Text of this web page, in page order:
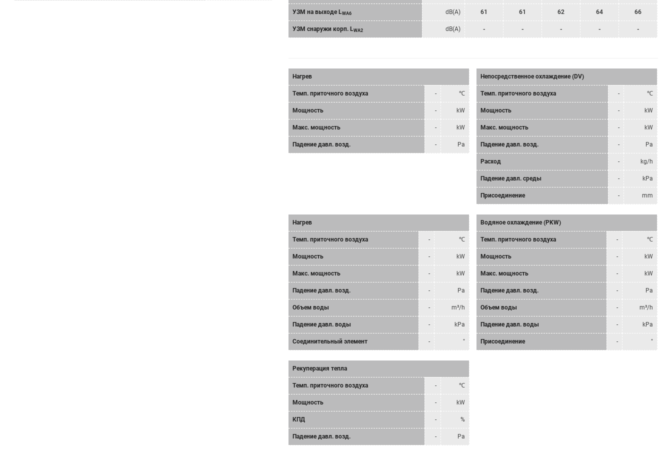
УЗМ на выходе LWA6 dB(A) 61 61 62 64 66
УЗМ снаружи корп. LWA2 dB(A) - - - - -
Нагрев
Tемп. приточного воздуха - ℃
Мощность - kW
Mакс. мощность - kW
Падение давл. возд. - Pa
Непосредственное охлаждение (DV)
Tемп. приточного воздуха - ℃
Мощность - kW
Mакс. мощность - kW
Падение давл. возд. - Pa
Расход - kg/h
Падение давл. среды - kPa
Присоединение - mm
Нагрев
Tемп. приточного воздуха - ℃
Мощность - kW
Mакс. мощность - kW
Падение давл. возд. - Pa
Объем воды - m³/h
Падение давл. воды - kPa
Соединительный элемент - "
Водяное охлаждение (PKW)
Tемп. приточного воздуха - ℃
Мощность - kW
Mакс. мощность - kW
Падение давл. возд. - Pa
Объем воды - m³/h
Падение давл. воды - kPa
Присоединение - "
Рекуперация тепла
Tемп. приточного воздуха - ℃
Мощность - kW
КПД - %
Падение давл. возд. - Pa